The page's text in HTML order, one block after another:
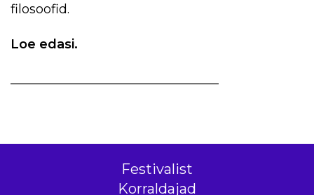
filosoofid.
Loe edasi.
Festivalist
Korraldajad